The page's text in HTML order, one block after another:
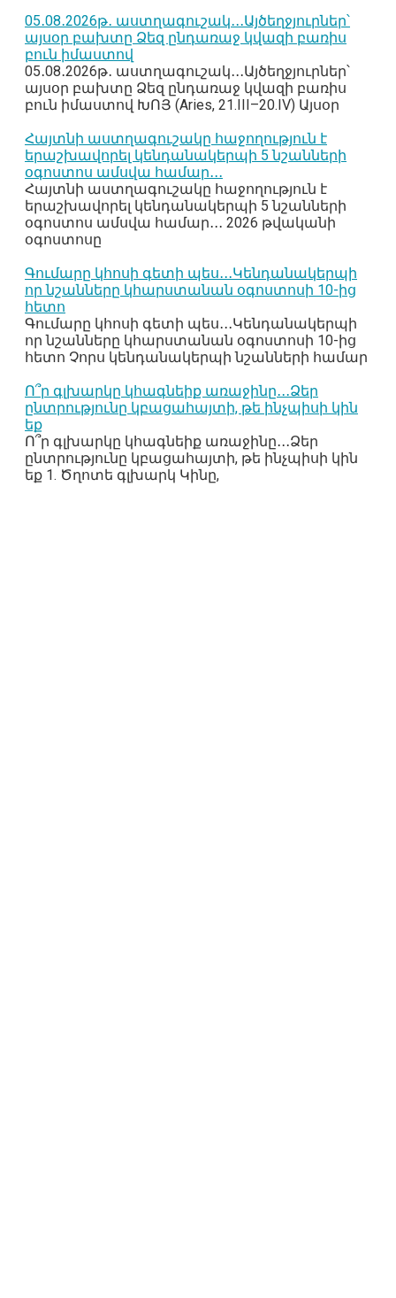
05․08․2026թ․ աստղագուշակ․․․Այծեղջյուրներ՝
այսօր բախտը Ձեզ ընդառաջ կվազի բառիս
բուն իմաստով
05․08․2026թ․ աստղագուշակ․․․Այծեղջյուրներ՝
այսօր բախտը Ձեզ ընդառաջ կվազի բառիս
բուն իմաստով ԽՈՅ (Aries, 21.III–20.IV) Այսօր
Հայտնի աստղագուշակը հաջողություն է
երաշխավորել կենդանակերպի 5 նշանների
օգոստոս ամսվա համար․․․
Հայտնի աստղագուշակը հաջողություն է
երաշխավորել կենդանակերպի 5 նշանների
օգոստոս ամսվա համար․․․ 2026 թվականի
օգոստոսը
Գումարը կհոսի գետի պես․․․Կենդանակերպի
որ նշանները կհարստանան օգոստոսի 10-ից
հետո
Գումարը կհոսի գետի պես․․․Կենդանակերպի
որ նշանները կհարստանան օգոստոսի 10-ից
հետո Չորս կենդանակերպի նշանների համար
Ո՞ր գլխարկը կհագնեիք առաջինը․․․Ձեր
ընտրությունը կբացահայտի, թե ինչպիսի կին
եք
Ո՞ր գլխարկը կհագնեիք առաջինը․․․Ձեր
ընտրությունը կբացահայտի, թե ինչպիսի կին
եք 1. Ծղոտե գլխարկ Կինը,